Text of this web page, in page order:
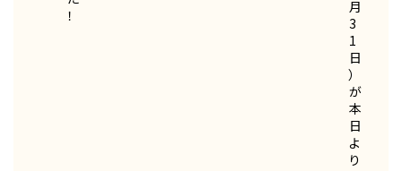
！
月
3
1
日
）
が
本
日
よ
り